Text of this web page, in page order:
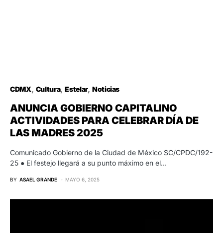
CDMX Cultura Estelar Noticias
ANUNCIA GOBIERNO CAPITALINO
ACTIVIDADES PARA CELEBRAR DÍA DE
LAS MADRES 2025
Comunicado Gobierno de la Ciudad de México SC/CPDC/192-
25 ● El festejo llegará a su punto máximo en el…
BY ASAEL GRANDE MAYO 6, 2025